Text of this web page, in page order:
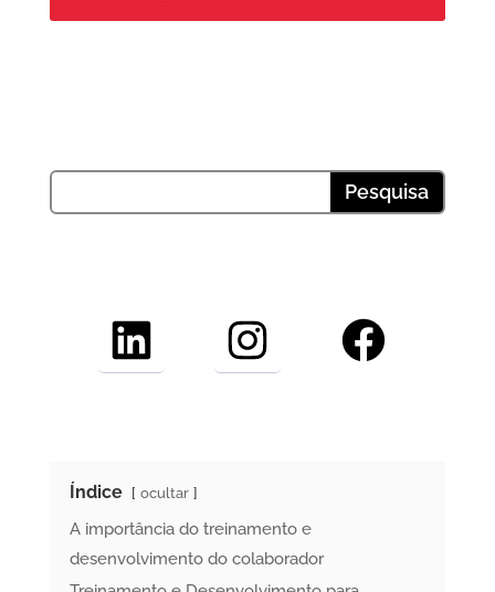
LinkedIn InstagramFacebook
Índice ocultar
A importância do treinamento e
desenvolvimento do colaborador